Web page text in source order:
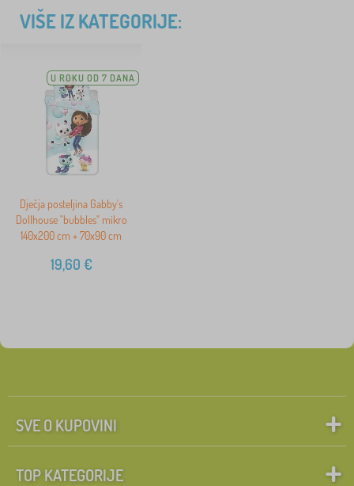
VIŠE IZ KATEGORIJE:
U ROKU OD 7 DANA
Dječja posteljina Gabby's
Dollhouse "bubbles" mikro
140x200 cm + 70x90 cm
19,60 €
SVE O KUPOVINI
TOP KATEGORIJE